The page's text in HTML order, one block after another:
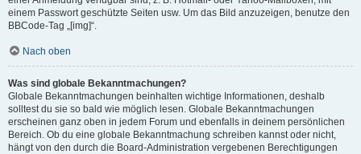
einem Passwort geschützte Seiten usw. Um das Bild anzuzeigen, benutze den
BBCode-Tag „[img]“.
Nach oben
Was sind globale Bekanntmachungen?
Globale Bekanntmachungen beinhalten wichtige Informationen, deshalb
solltest du sie so bald wie möglich lesen. Globale Bekanntmachungen
erscheinen ganz oben in jedem Forum und ebenfalls in deinem persönlichen
Bereich. Ob du eine globale Bekanntmachung schreiben kannst oder nicht,
hängt von den durch die Board-Administration vergebenen Berechtigungen